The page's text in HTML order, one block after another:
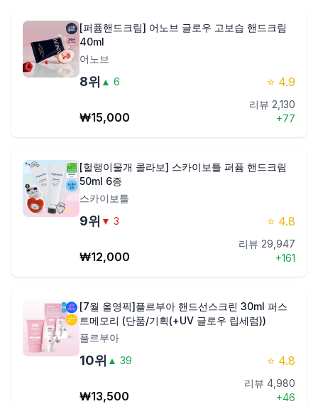
[퍼퓸핸드크림] 어노브 글로우 고보습 핸드크림
40ml
어노브
8위 ▲ 6 ⭐ 4.9
₩15,000
리뷰 2,130
+77
[헐랭이물개 콜라보] 스카이보틀 퍼퓸 핸드크림
50ml 6종
스카이보틀
9위 ▼ 3 ⭐ 4.8
₩12,000
리뷰 29,947
+161
[7월 올영픽]플르부아 핸드선스크린 30ml 퍼스
트메모리 (단품/기획(+UV 글로우 립세럼))
플르부아
10위 ▲ 39 ⭐ 4.8
₩13,500
리뷰 4,980
+46